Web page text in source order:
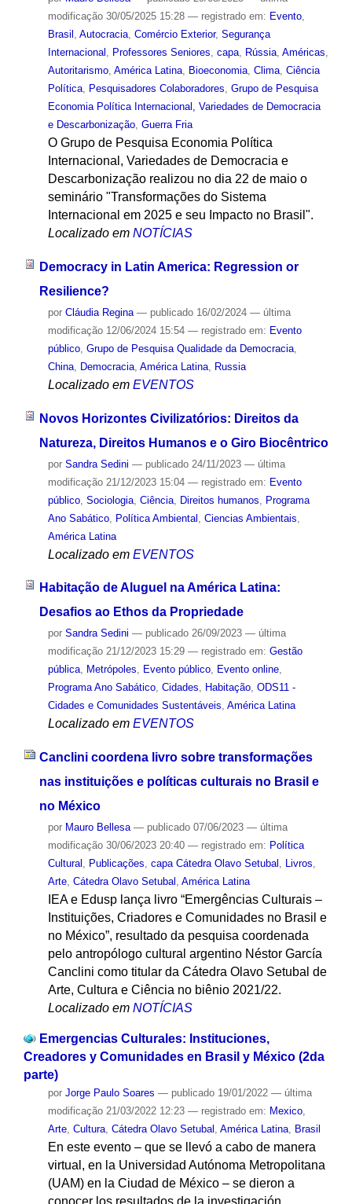
modificação30/05/2025 15:28 — registrado em: Evento,
Brasil , Autocracia, Comércio Exterior, Segurança
Internacional , Professores Seniores, capa, Rússia, Américas,
Autoritarismo, América Latina, Bioeconomia, Clima, Ciência
Política, Pesquisadores Colaboradores, Grupo de Pesquisa
Economia Política Internacional, Variedades de Democracia
e Descarbonização, Guerra Fria
O Grupo de Pesquisa Economia Política
Internacional, Variedades de Democracia e
Descarbonização realizou no dia 22 de maio o
seminário "Transformações do Sistema
Internacional em 2025 e seu Impacto no Brasil".
Localizado em NOTÍCIAS
Democracy in Latin America: Regression or
Resilience?
por Cláudia Regina — publicado16/02/2024 — última
modificação12/06/2024 15:54 — registrado em: Evento
público, Grupo de Pesquisa Qualidade da Democracia,
China, Democracia, América Latina, Russia
Localizado em EVENTOS
Novos Horizontes Civilizatórios: Direitos da
Natureza, Direitos Humanos e o Giro Biocêntrico
por Sandra Sedini — publicado24/11/2023 — última
modificação21/12/2023 15:04 — registrado em: Evento
público, Sociologia, Ciência, Direitos humanos
Programa
Ano Sabático, Política Ambiental Ciencias Ambientais
América Latina
Localizado em EVENTOS
Habitação de Aluguel na América Latina:
Desafios ao Ethos da Propriedade
por Sandra Sedini — publicado26/09/2023 — última
modificação21/12/2023 15:29 — registrado em: Gestão
pública, Metrópoles, Evento público, Evento online,
Programa Ano Sabático, Cidades, Habitação, ODS11 -
Cidades e Comunidades Sustentáveis, América Latina
Localizado em EVENTOS
Canclini coordena livro sobre transformações
nas instituições e políticas culturais no Brasil e
no México
por Mauro Bellesa — publicado07/06/2023 — última
modificação30/06/2023 20:40 — registrado em: Política
Cultural , Publicações, capa Cátedra Olavo Setubal , Livros,
Arte, Cátedra Olavo Setubal , América Latina
IEA e Edusp lança livro “Emergências Culturais –
Instituições, Criadores e Comunidades no Brasil e
no México”, resultado da pesquisa coordenada
pelo antropólogo cultural argentino Néstor García
Canclini como titular da Cátedra Olavo Setubal de
Arte, Cultura e Ciência no biênio 2021/22.
Localizado em NOTÍCIAS
Emergencias Culturales: Instituciones,
Creadores y Comunidades en Brasil y México (2da
parte)
por Jorge Paulo Soares — publicado19/01/2022 — última
modificação21/03/2022 12:23 — registrado em: Mexico,
Arte, Cultura, Cátedra Olavo Setubal América Latina, Brasil
En este evento – que se llevó a cabo de manera
virtual, en la Universidad Autónoma Metropolitana
(UAM) en la Ciudad de México – se dieron a
conocer los resultados de la investigación